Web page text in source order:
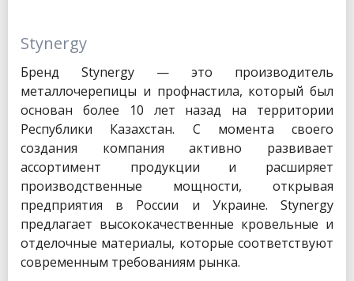
Stynergy
Бренд Stynergy — это производитель
металлочерепицы и профнастила, который был
основан более 10 лет назад на территории
Республики Казахстан. С момента своего
создания компания активно развивает
ассортимент продукции и расширяет
производственные мощности, открывая
предприятия в России и Украине. Stynergy
предлагает высококачественные кровельные и
отделочные материалы, которые соответствуют
современным требованиям рынка.